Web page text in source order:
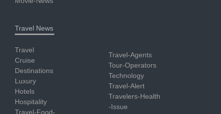
Travel News
Travel
Cruise
Destinations
Luxury
Hotels
Hospitality
Travel-Food-
Travel-Agents
Tour-Operators
Technology
Travel-Alert
Travelers-Health
-Issue